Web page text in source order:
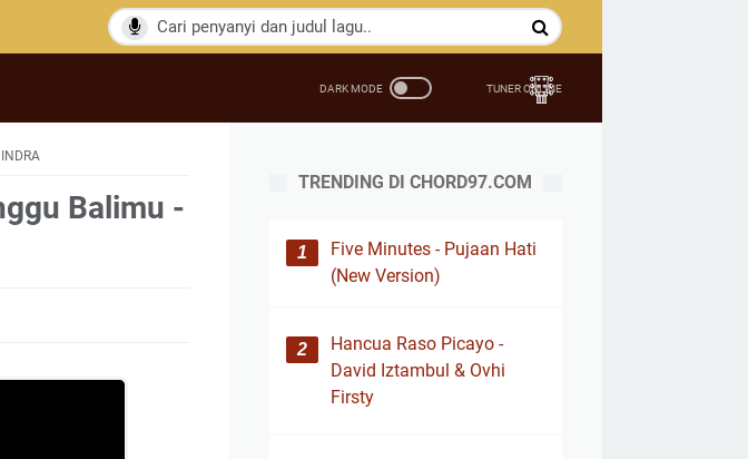
Balimu -
TRENDING DI CHORD97.COM
Five Minutes - Pujaan Hati
(New Version)
Hancua Raso Picayo -
David Iztambul & Ovhi
Firsty